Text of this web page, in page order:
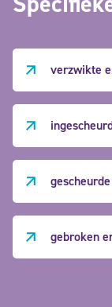
verzwikte
gebroken